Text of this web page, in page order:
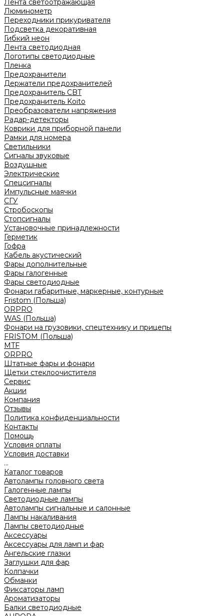
Лента светоотражающая
Люминометр
Переходники прикуривателя
Подсветка декоративная
Гибкий неон
Лента светодиодная
Логотипы светодиодные
Пленка
Предохранители
Держатели предохранителей
Предохранитель CBT
Предохранитель Koito
Преобразователи напряжения
Радар-детекторы
Коврики для приборной панели
Рамки для номера
Светильники
Сигналы звуковые
Воздушные
Электрические
Спецсигналы
Импульсные маячки
СГУ
Стробоскопы
Стопсигналы
Установочные принадлежности
Герметик
Гофра
Кабель акустический
Фары дополнительные
Фары галогенные
Фары светодиодные
Фонари габаритные, маркерные, контурные
Fristom (Польша)
ORPRO
WAS (Польша)
Фонари на грузовики, спецтехнику и прицепы
FRISTOM (Польша)
MTF
ORPRO
Штатные фары и фонари
Щетки стеклоочистителя
Сервис
Акции
Компания
Отзывы
Политика конфиденциальности
Контакты
Помощь
Условия оплаты
Условия доставки
...
Каталог товаров
Автолампы головного света
Галогенные лампы
Светодиодные лампы
Автолампы сигнальные и салонные
Лампы накаливания
Лампы светодиодные
Аксессуары
Аксессуары для ламп и фар
Ангельские глазки
Заглушки для фар
Колпачки
Обманки
Фиксаторы ламп
Ароматизаторы
Балки светодиодные